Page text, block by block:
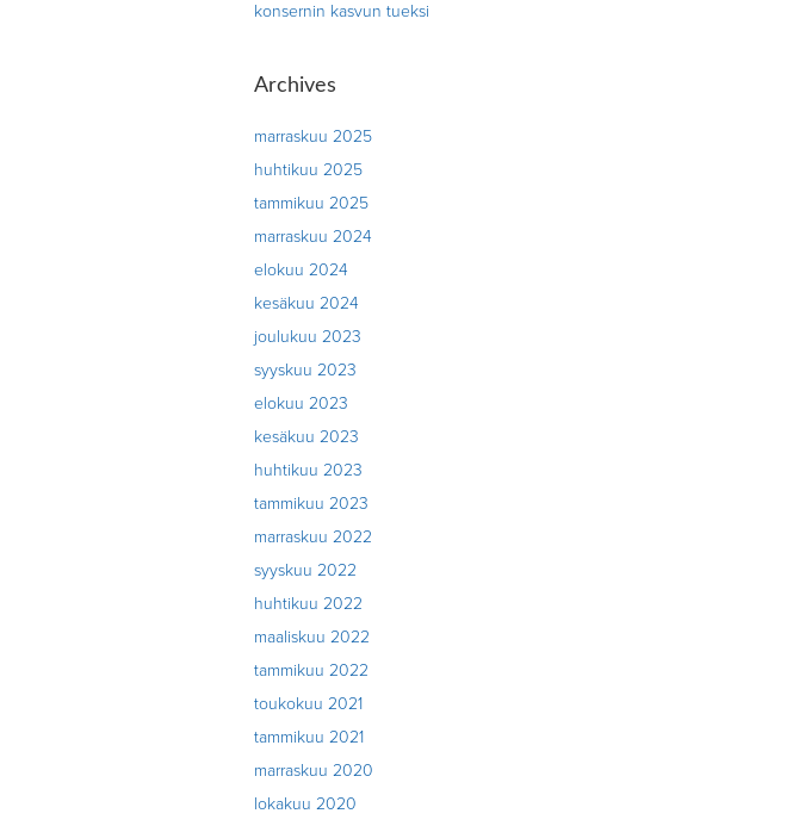
konsernin kasvun tueksi
Archives
marraskuu 2025
huhtikuu 2025
tammikuu 2025
marraskuu 2024
elokuu 2024
kesäkuu 2024
joulukuu 2023
syyskuu 2023
elokuu 2023
kesäkuu 2023
huhtikuu 2023
tammikuu 2023
marraskuu 2022
syyskuu 2022
huhtikuu 2022
maaliskuu 2022
tammikuu 2022
toukokuu 2021
tammikuu 2021
marraskuu 2020
lokakuu 2020